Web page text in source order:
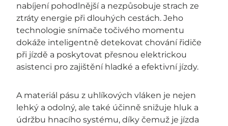
nabíjení pohodlnější a nezpůsobuje strach ze
ztráty energie při dlouhých cestách. Jeho
technologie snímače točivého momentu
dokáže inteligentně detekovat chování řidiče
při jízdě a poskytovat přesnou elektrickou
asistenci pro zajištění hladké a efektivní jízdy.
A materiál pásu z uhlíkových vláken je nejen
lehký a odolný, ale také účinně snižuje hluk a
údržbu hnacího systému, díky čemuž je jízda